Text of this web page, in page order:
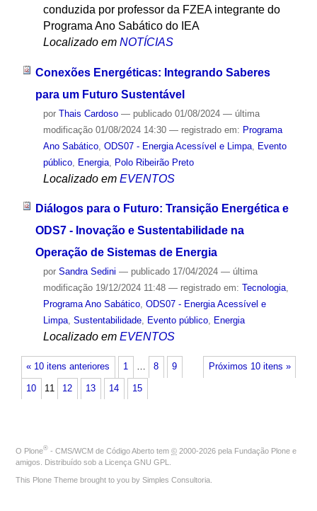
conduzida por professor da FZEA integrante do
Programa Ano Sabático do IEA
Localizado em NOTÍCIAS
Conexões Energéticas: Integrando Saberes
para um Futuro Sustentável
por Thais Cardoso — publicado01/08/2024 — última
modificação01/08/2024 14:30 — registrado em: Programa
Ano Sabático, ODS07 - Energia Acessível e Limpa, Evento
público, Energia, Polo Ribeirão Preto
Localizado em EVENTOS
Diálogos para o Futuro: Transição Energética e
ODS7 - Inovação e Sustentabilidade na
Operação de Sistemas de Energia
por Sandra Sedini — publicado17/04/2024 — última
modificação19/12/2024 11:48 — registrado em: Tecnologia,
Programa Ano Sabático, ODS07 - Energia Acessível e
Limpa, Sustentabilidade, Evento público, Energia
Localizado em EVENTOS
« 10 itens anteriores Próximos 10 itens »
1 … 8 9
10 11 12 13 14 15
O Plone® - CMS/WCM de Código Aberto tem © 2000-2026 pela Fundação Plone e
amigos. Distribuído sob a Licença GNU GPL
This Plone Theme brought to you by Simples Consultoria